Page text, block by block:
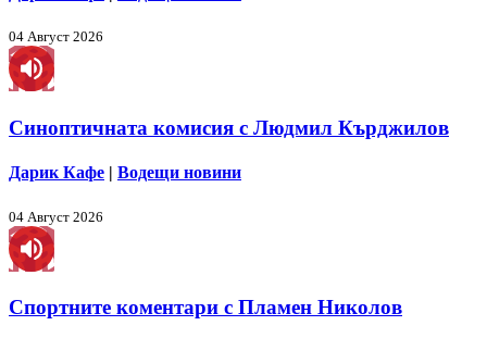
04 Август 2026
Синоптичната комисия с Людмил Кърджилов
Дарик Кафе | Водещи новини
04 Август 2026
Спортните коментари с Пламен Николов